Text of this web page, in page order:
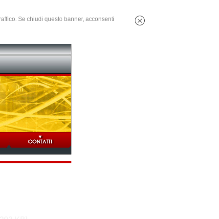
Se chiudi questo banner, acconsenti